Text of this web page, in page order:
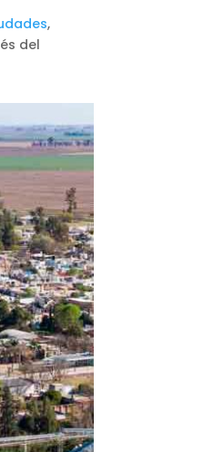
,
del